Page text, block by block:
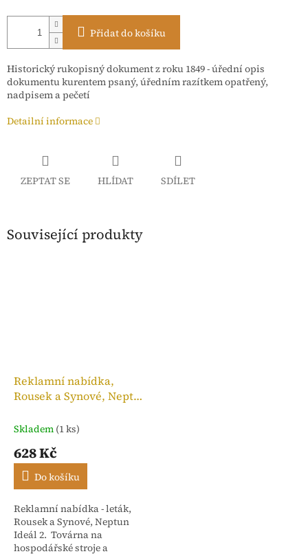
Přidat do košíku
Historický rukopisný dokument z roku 1849 -úřední opis
dokumentu kurentem psaný, úředním razítkem opatřený,
nadpisem a pečetí
Detailní informace
ZEPTAT SE HLÍDAT SDÍLET
Související produkty
Reklamní nabídka,
Rousek a Synové, Neptun
Skladem (1 ks)
628 Kč
Do košíku
Reklamní nabídka - leták,
Rousek a Synové, Neptun
Ideál 2. Továrna na
hospodářské stroje a